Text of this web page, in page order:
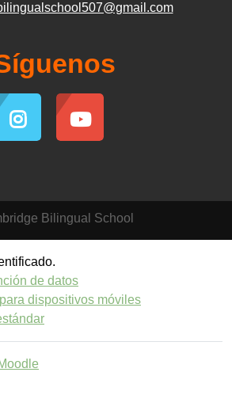
Bilingual School
de datos
dispositivos móviles